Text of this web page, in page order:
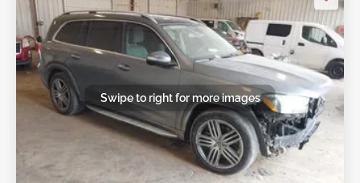
Swipe to right for more images